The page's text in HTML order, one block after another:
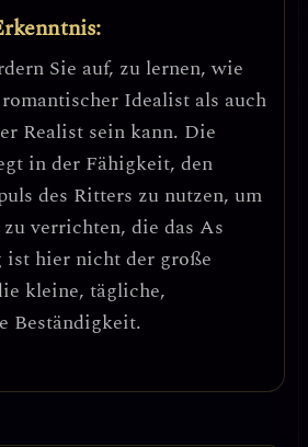
Sie auf, zu lernen, wie
Idealist als auch
Realist sein kann. Die
in der Fähigkeit, den
des Ritters zu nutzen, um
verrichten, die das As
ist hier nicht der große
kleine, tägliche,
Beständigkeit.